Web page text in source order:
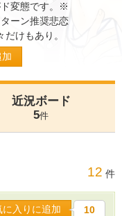
変態です。※
ーン推奨悲恋
けもあり。
近況ボード
5件
12 件
に入りに追加 10